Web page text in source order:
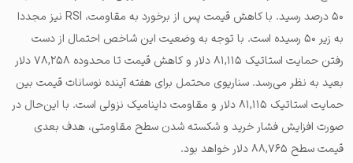
۵۰ درصد رسید. با کاهش قیمت پس از برخورد به مقاومت، RSI نیز مجددا
به زیر ۵۰ رسیده است. با توجه به وضعیت این شاخص احتمال از دست
رفتن حمایت استاتیک ۸۱,۱۱۵ دلار و کاهش قیمت تا محدوده ۷۸,۲۵۸ دلار
بعید به نظر می‌رسد. سناریوی محتمل برای هفته آینده نوسانات قیمت بین
حمایت استاتیک ۸۱,۱۱۵ دلار و مقاومت داینامیک نزولی است. با این‌حال در
صورت افزایش فشار خرید و شکسته شدن سطح مقاومتی، هدف بعدی
قیمت سطح ۸۸,۷۶۵ دلار خواهد بود.